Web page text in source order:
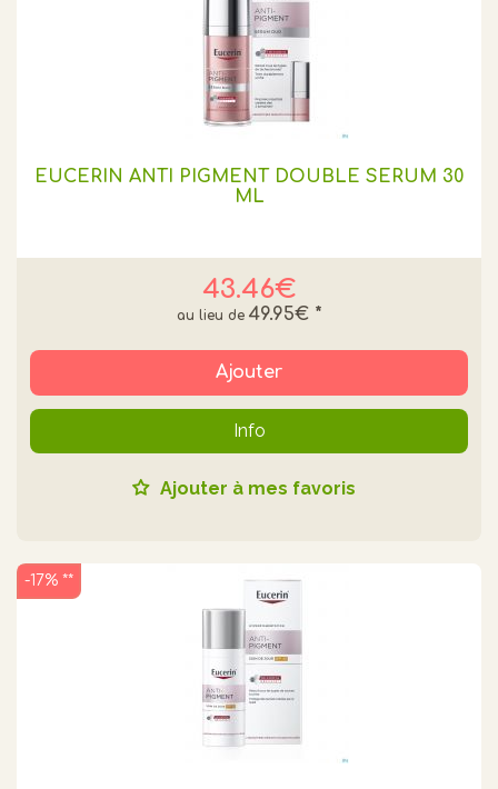
EUCERIN ANTI PIGMENT DOUBLE SERUM 30
ML
43.46€
49.95€ *
Ajouter
Info
Ajouter à mes favoris
-17% **